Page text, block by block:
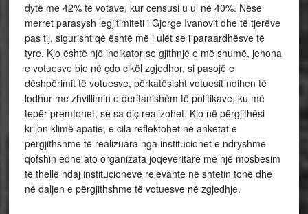
dytë me 42% të votave, kur censusi u ul në 40%. Nëse
merret parasysh legjitimiteti i Gjorge Ivanovit dhe të tjerëve
pas tij, sigurisht që është më i ulët se i paraardhësve të
tyre. Kjo është një indikator se gjithnjë e më shumë, jehona
e votuesve bie në çdo cikël zgjedhor, si pasojë e
dëshpërimit të votuesve, përkatësisht votuesit ndihen të
lodhur me zhvillimin e deritanishëm të politikave, ku më
tepër premtohet, se sa diç realizohet. Kjo në përgjithësi
krijon klimë apatie, e cila reflektohet në anketat e
përgjithshme të realizuara nga institucionet e ndryshme
qofshin edhe ato organizata joqeveritare me një mosbesim
të thellë ndaj institucioneve relevante në shtetin tonë dhe
në daljen e përgjithshme të votuesve në zgjedhje.